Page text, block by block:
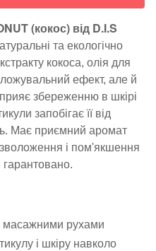
(кокос) від D.I.S
та екологічно
кокоса, олія для
ефект, але й
збереженню в шкірі
запобігає її від
Має приємний аромат
зволоження і пом'якшення
гарантовано.
масажними рухами
і шкіру навколо